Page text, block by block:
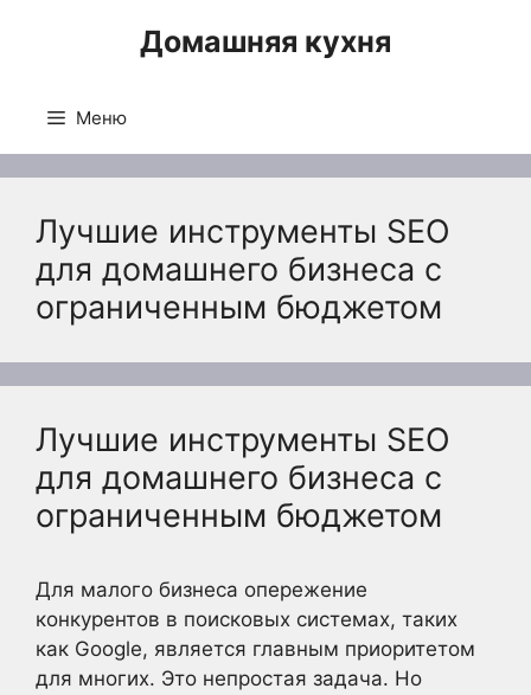
Домашняя кухня
Меню
Лучшие инструменты SEO
для домашнего бизнеса с
ограниченным бюджетом
Лучшие инструменты SEO
для домашнего бизнеса с
ограниченным бюджетом
Для малого бизнеса опережение
конкурентов в поисковых системах, таких
как Google, является главным приоритетом
для многих. Это непростая задача. Но